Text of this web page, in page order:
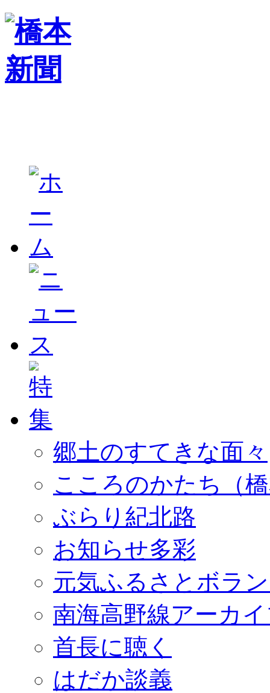
郷土のすてきな面々
こころのかたち（
ぶらり紀北路
お知らせ多彩
元気ふるさとボラ
南海高野線アーカ
首長に聴く
はだか談義